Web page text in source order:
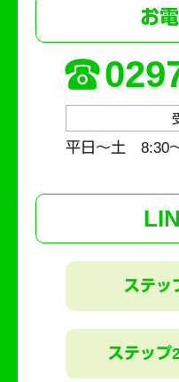
お
平日～土 8:30
ステッ
ステップ